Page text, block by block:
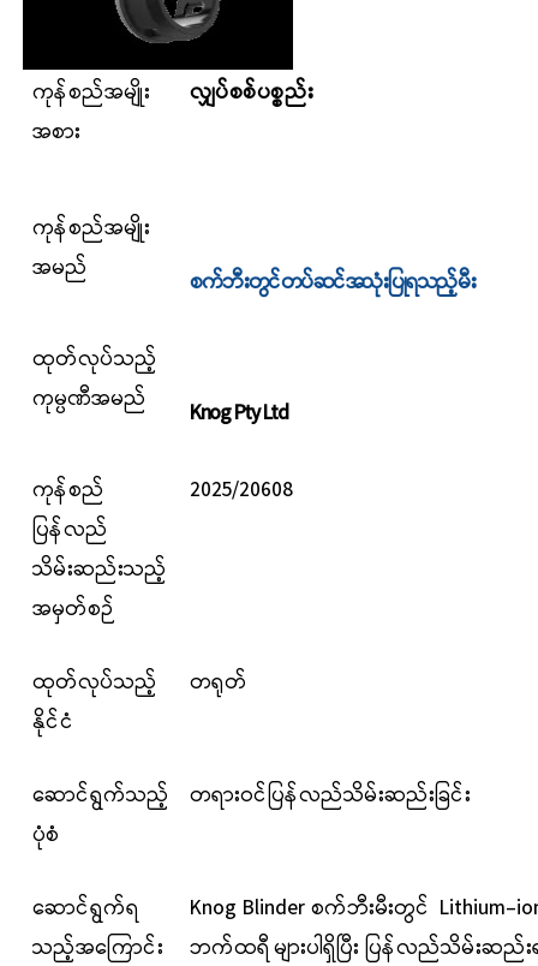
ကုန်စည်အမျိုး
အစား
လျှပ်စစ်ပစ္စည်း
ကုန်စည်အမျိုး
အမည်
စက်ဘီးတွင်တပ်ဆင်အသုံးပြုရသည့်မီး
ထုတ်လုပ်သည့်
ကုမ္ပဏီအမည်
Knog Pty Ltd
ကုန်စည်
ပြန်လည်
သိမ်းဆည်းသည့်
အမှတ်စဉ်
2025/20608
ထုတ်လုပ်သည့်
နိုင်ငံ
တရုတ်
ဆောင်ရွက်သည့်
ပုံစံ
တရားဝင်ပြန်လည်သိမ်းဆည်းခြင်း
ဆောင်ရွက်ရ
သည့်အကြောင်း
Knog Blinder စက်ဘီးမီးတွင် Lithium-
ဘက်ထရီများပါရှိပြီး ပြန်လည်သိမ်းဆည်